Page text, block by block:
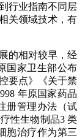
行业指南不同层
关领域技术，有
的相对较早，经
国家卫生部公布
要点》《关于禁
年原国家药品
册管理办法（试
性生物制品3 类
胞治疗作为第三